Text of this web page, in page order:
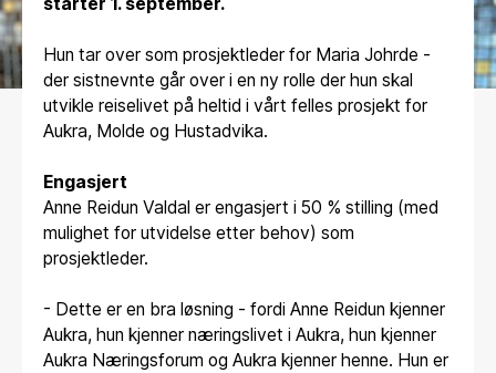
starter 1. september.
Hun tar over som prosjektleder for Maria Johrde -
der sistnevnte går over i en ny rolle der hun skal
utvikle reiselivet på heltid i vårt felles prosjekt for
Aukra, Molde og Hustadvika.
Engasjert
Anne Reidun Valdal er engasjert i 50 % stilling (med
mulighet for utvidelse etter behov) som
prosjektleder.
- Dette er en bra løsning - fordi Anne Reidun kjenner
Aukra, hun kjenner næringslivet i Aukra, hun kjenner
Aukra Næringsforum og Aukra kjenner henne. Hun er